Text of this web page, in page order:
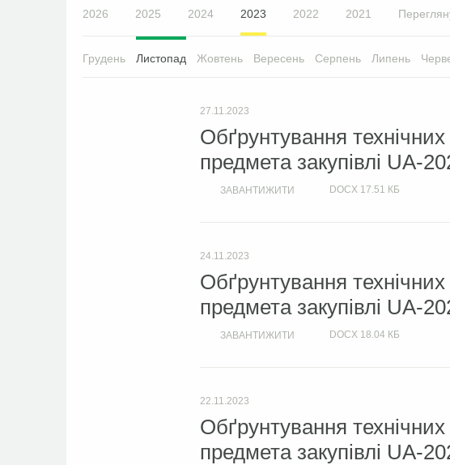
2026 2025 2024 2023 2022 2021
Грудень Листопад Жовтень Вересень Серпень Липень
27.11.2023
Обґрунтування
предмета закупівлі UA-
ЗАВАНТИЖИТИ DOCX 17.51 КБ
24.11.2023
Обґрунтування
предмета закупівлі UA-
ЗАВАНТИЖИТИ DOCX 18.04 КБ
22.11.2023
Обґрунтування
предмета закупівлі UA-